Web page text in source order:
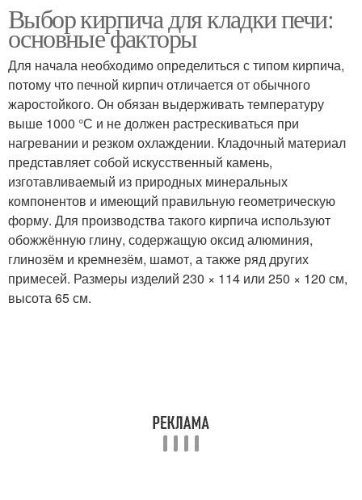
Выбор кирпича для кладки печи:
основные факторы
Для начала необходимо определиться с типом кирпича,
потому что печной кирпич отличается от обычного
жаростойкого. Он обязан выдерживать температуру
выше 1000 °С и не должен растрескиваться при
нагревании и резком охлаждении. Кладочный материал
представляет собой искусственный камень,
изготавливаемый из природных минеральных
компонентов и имеющий правильную геометрическую
форму. Для производства такого кирпича используют
обожжённую глину, содержащую оксид алюминия,
глинозём и кремнезём, шамот, а также ряд других
примесей. Размеры изделий 230 × 114 или 250 × 120 см,
высота 65 см.